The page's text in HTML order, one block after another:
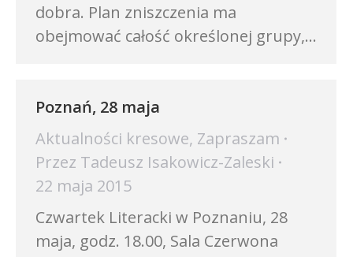
dobra. Plan zniszczenia ma
obejmować całość określonej grupy,…
Poznań, 28 maja
Aktualności kresowe, Zapraszam
Przez Tadeusz Isakowicz-Zaleski
22 maja 2015
Czwartek Literacki w Poznaniu, 28
maja, godz. 18.00, Sala Czerwona